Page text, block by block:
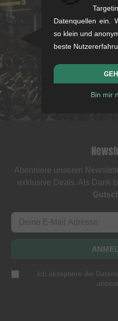
kunstform
Rotebühlstr.
Mo-Fr:
Sa:
Abonniere unseren
exklusive Deals. Als Dank
Ich akzeptiere die
Datenquellen ein.
so klein und
beste
Bin mir